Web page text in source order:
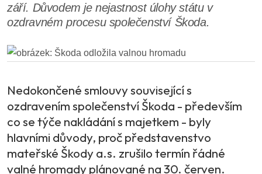
září. Důvodem je nejastnost úlohy státu v
ozdravném procesu společenství Škoda.
Nedokončené smlouvy související s
ozdravením společenství Škoda - především
co se týče nakládání s majetkem - byly
hlavními důvody, proč představenstvo
mateřské Škody a.s. zrušilo termín řádné
valné hromady plánované na 30. červen.